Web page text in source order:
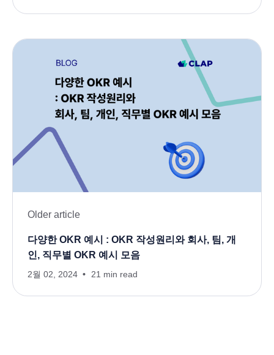
Older article
다양한 OKR 예시 : OKR 작성원리와 회사, 팀, 개
인, 직무별 OKR 예시 모음
2월 02, 2024 21 min read